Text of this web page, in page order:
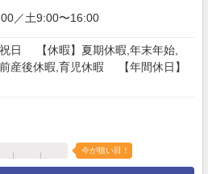
／土9:00〜16:00
祝日 【休暇】夏期休暇,年末年始,
産後休暇,育児休暇 【年間休日】
今が狙い目！